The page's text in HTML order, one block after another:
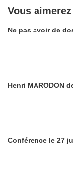
Vous
Ne pas avoir de
Henri MARODON
Conférence le 27